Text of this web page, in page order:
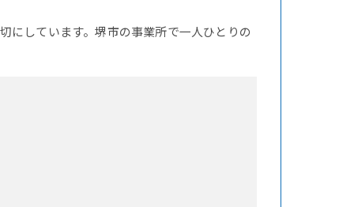
にしています。堺市の事業所で一人ひとりの